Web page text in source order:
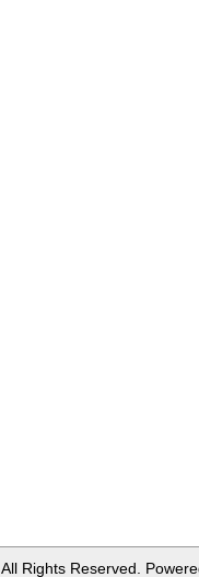
All Rights Reserved.